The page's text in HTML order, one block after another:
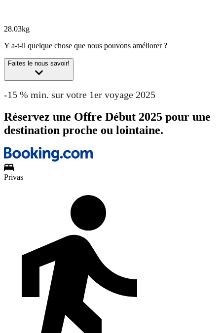
28.03kg
Y a-t-il quelque chose que nous pouvons améliorer ?
Faites le nous savoir!
-15 % min. sur votre 1er voyage 2025
Réservez une Offre Début 2025 pour une
destination proche ou lointaine.
Privas